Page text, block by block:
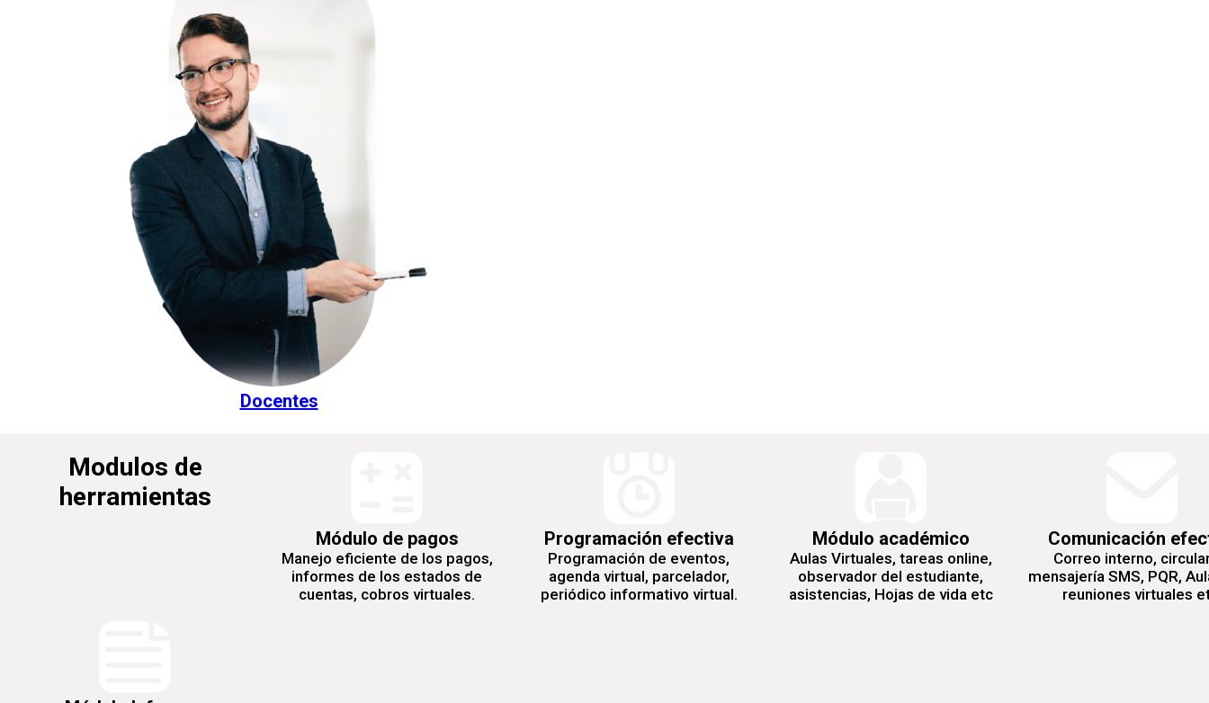
Docentes
Modulos de
herramientas
Módulo de pagos
Manejo eficiente de los pagos,
informes de los estados de
cuentas, cobros virtuales.
Programación efectiva
Programación de eventos,
agenda virtual, parcelador,
periódico informativo virtual.
Módulo académico
Aulas Virtuales, tareas online,
observador del estudiante,
asistencias, Hojas de vida etc
Comunicación
Correo interno,
mensajería SMS, PQR,
reuniones virtuales